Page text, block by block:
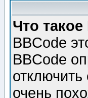
Что
BBCode
BBCode
очень